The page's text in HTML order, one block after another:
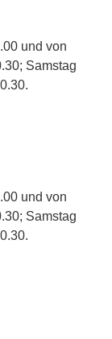
und von
Samstag
und von
Samstag